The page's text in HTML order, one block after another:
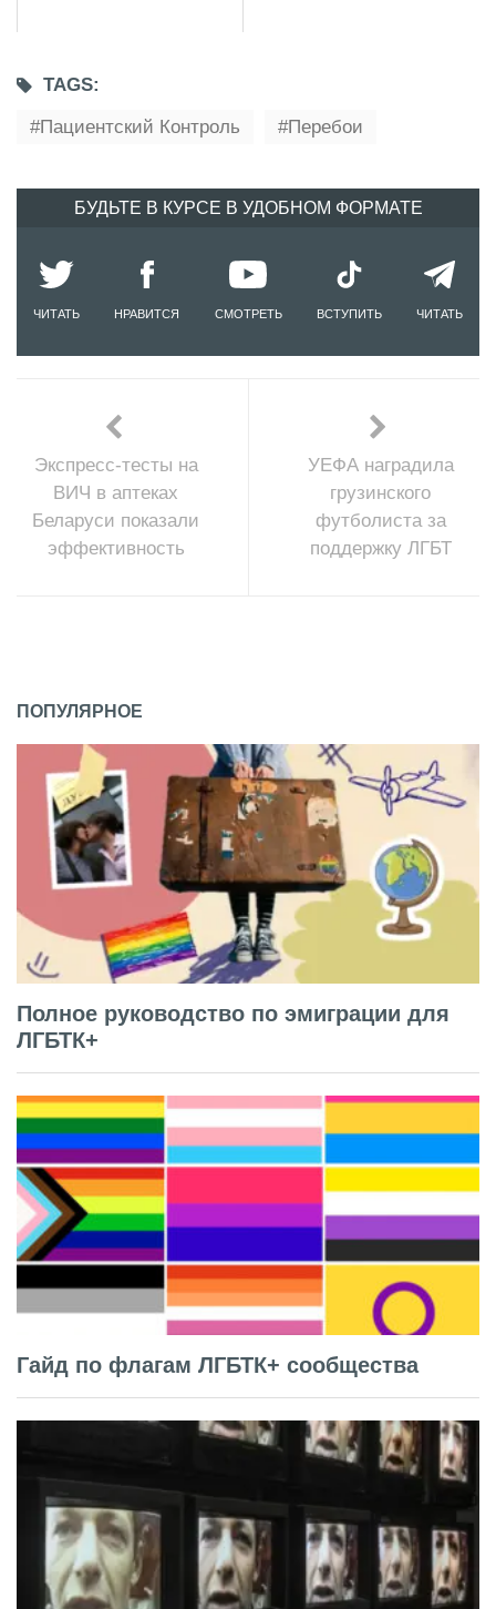
TAGS:
Пациентский Контроль
Перебои
БУДЬТЕ В КУРСЕ В УДОБНОМ ФОРМАТЕ
ЧИТАТЬ НРАВИТСЯ СМОТРЕТЬ ВСТУПИТЬ ЧИТАТЬ
Экспресс-тесты на
ВИЧ в аптеках
Беларуси показали
эффективность
УЕФА наградила
грузинского
футболиста за
поддержку ЛГБТ
ПОПУЛЯРНОЕ
Полное руководство по эмиграции для
ЛГБТК+
Гайд по флагам ЛГБТК+ сообщества